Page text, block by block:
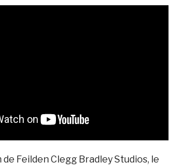
Feilden Clegg Bradley Studios, le